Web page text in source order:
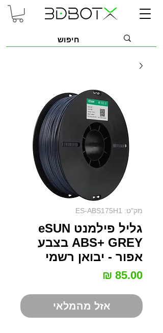
מק"ט: ES-ABS175H1
גליל פילמנט eSUN
ABS+ GREY בצבע
אפור - יבואן רשמי
אזל מהמלאי